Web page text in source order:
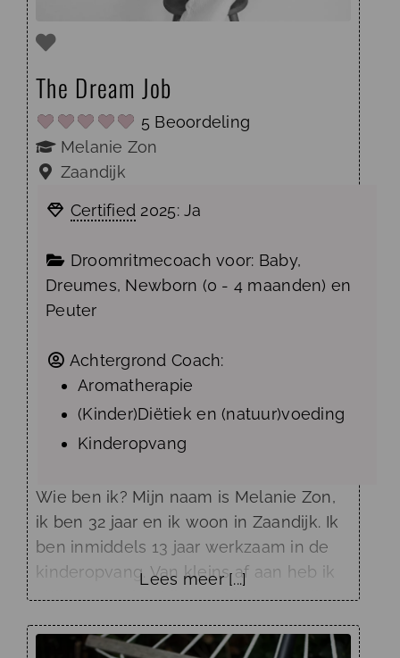
The Dream Job
5 Beoordeling
Melanie Zon
Zaandijk
Certified 2025:Ja
Droomritmecoach voor: Baby,
Dreumes, Newborn (0 - 4 maanden) en
Peuter
Achtergrond Coach:
Aromatherapie
(Kinder)Diëtiek en (natuur)voeding
Kinderopvang
Wie ben ik? Mijn naam is Melanie Zon,
ik ben 32 jaar en ik woon in Zaandijk. Ik
ben inmiddels 13 jaar werkzaam in de
kinderopvang. Van kleins af aan heb ik
altijd gezegd dat ik met kinderen wil
gaan werken. Dus na de middelbare
school meteen de opleiding gedaan tot
Lees meer [...]